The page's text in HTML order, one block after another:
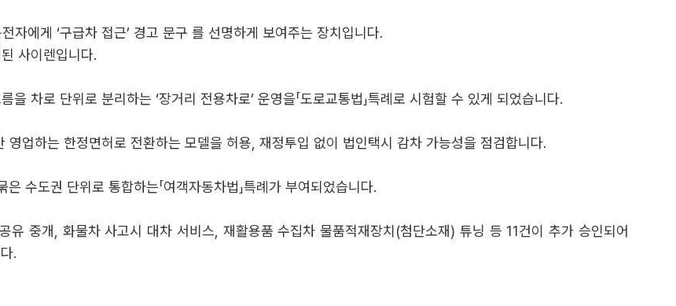
에게 ‘구급차 접근’ 경고 문구 를 선명하게 보여주는 장치입니다.
사이렌입니다.
차로 단위로 분리하는 ‘장거리 전용차로’ 운영을「도로교통법」특례로 시험할 수 있게 되었습니다.
업하는 한정면허로 전환하는 모델을 허용, 재정투입 없이 법인택시 감차 가능성을 점검합니다.
수도권 단위로 통합하는「여객자동차법」특례가 부여되었습니다.
유 중개, 화물차 사고시 대차 서비스, 재활용품 수집차 물품적재장치(첨단소재) 튜닝 등 11건이 추가 승인되어
.